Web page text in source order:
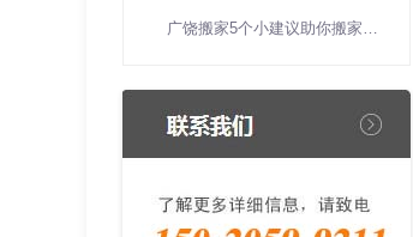
广饶搬家5个小建议助你搬家零压力